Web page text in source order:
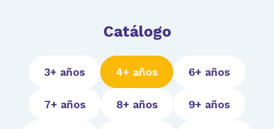
Catálogo
3+ años 4+ años 6+ años
7+ años 8+ años 9+ años